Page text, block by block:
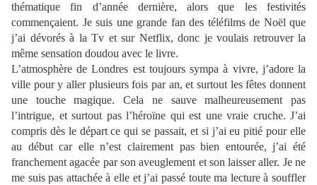
thématique fin d’année dernière, alors que les festivités
commençaient. Je suis une grande fan des téléfilms de Noël que
j’ai dévorés à la Tv et sur Netflix, donc je voulais retrouver la
même sensation doudou avec le livre.
L’atmosphère de Londres est toujours sympa à vivre, j’adore la
ville pour y aller plusieurs fois par an, et surtout les fêtes donnent
une touche magique. Cela ne sauve malheureusement pas
l’intrigue, et surtout pas l’héroïne qui est une vraie cruche. J’ai
compris dès le départ ce qui se passait, et si j’ai eu pitié pour elle
au début car elle n’est clairement pas bien entourée, j’ai été
franchement agacée par son aveuglement et son laisser aller. Je ne
me suis pas attachée à elle et j’ai passé toute ma lecture à souffler